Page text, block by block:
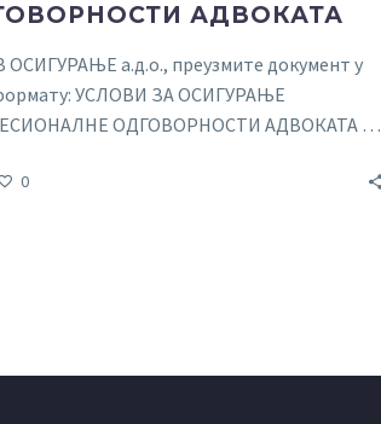
АДВОКАТА
а.д.о., преузмите документ у
УСЛОВИ ЗА ОСИГУРАЊЕ
ОДГОВОРНОСТИ АДВОКАТА …
0